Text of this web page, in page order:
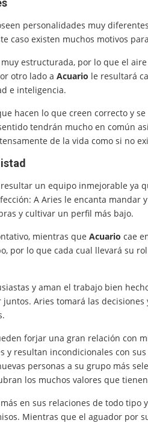
personalidades muy
caso existen muchos motivos
estructurada, por lo que el
otro lado a Acuario le resultará
e inteligencia.
hacen lo que creen correcto y
tendrán mucho en común
de la vida como si no
un equipo inmejorable ya
A Aries le encanta mandar
y cultivar un perfil más bajo.
mientras que Acuario cae
por lo que cada cual llevará su
y aman el trabajo bien
Aries tomará las
forjar una gran relación con
y resultan incondicionales con
personas a su grupo más
los muchos valores que
en sus relaciones de todo tipo
Mientras que el aguador por